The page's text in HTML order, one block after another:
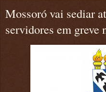
Mossoró vai sediar
servidores em greve